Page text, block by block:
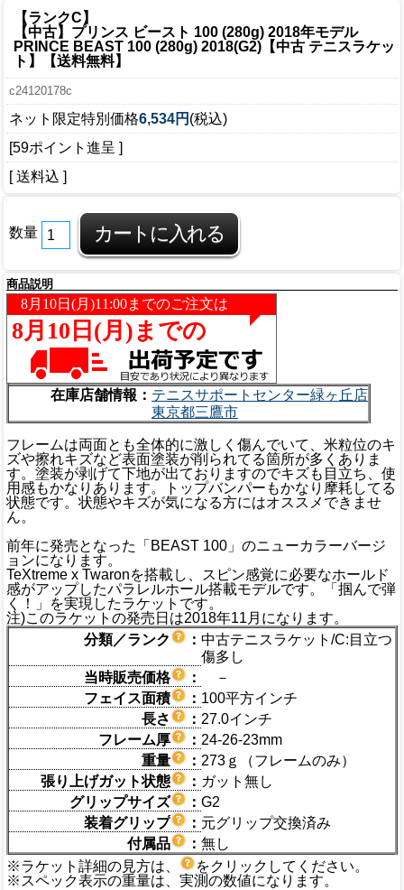
【ランクC】
【中古】プリンス ビースト 100 (280g) 2018年モデル
PRINCE BEAST 100 (280g) 2018(G2)【中古 テニスラケッ
ト】【送料無料】
c24120178c
ネット限定特別価格6,534円 (税込)
[59ポイント進呈 ]
[ 送料込 ]
数量
商品説明
在庫店舗情報： テニスサポートセンター緑ヶ丘店
東京都三鷹市
フレームは両面とも全体的に激しく傷んでいて、米粒位のキ
ズや擦れキズなど表面塗装が削られてる箇所が多くありま
す。塗装が剥げて下地が出ておりますのでキズも目立ち、使
用感もかなりあります。トップバンパーもかなり摩耗してる
状態です。状態やキズが気になる方にはオススメできませ
ん。
前年に発売となった「BEAST 100」のニューカラーバージ
ョンになります。
TeXtreme x Twaronを搭載し、スピン感覚に必要なホールド
感がアップしたパラレルホール搭載モデルです。「掴んで弾
く！」を実現したラケットです。
注)このラケットの発売日は2018年11月になります。
分類／ランク
： 中古テニスラケット/C:目立つ
傷多し
当時販売価格
：
－
フェイス面積
： 100平方インチ
長さ
： 27.0インチ
フレーム厚
： 24-26-23mm
重量
： 273ｇ（フレームのみ）
張り上げガット状態
： ガット無し
グリップサイズ
： G2
装着グリップ
： 元グリップ交換済み
付属品
： 無し
※ラケット詳細の見方は、
をクリックしてください。
※スペック表示の重量は、実測の数値になります。